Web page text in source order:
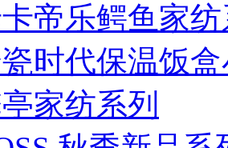
帝乐鳄鱼家
时代保温饭
家纺系列